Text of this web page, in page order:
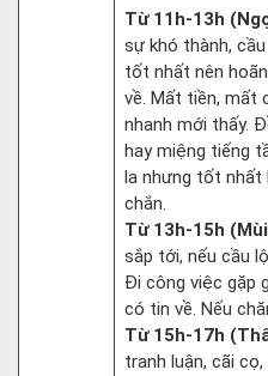
Từ 11h-13h
sự khó thành,
tốt nhất nên
về. Mất tiền, mất
nhanh mới thấy.
hay miệng tiếng
la nhưng tốt nhất
chắn.
Từ 13h-15h
sắp tới, nếu cầu
Đi công việc gặp
có tin về. Nếu
Từ 15h-17h
tranh luận, cãi